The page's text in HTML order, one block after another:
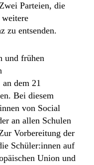
Parteien, die
zu entsenden.
und frühen
dem 21
Bei diesem
von Social
an allen Schulen
Vorbereitung der
Schüler:innen auf
Union und